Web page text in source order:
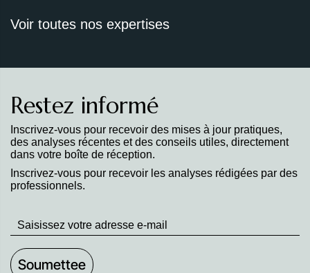
Voir toutes nos expertises
Restez informé
Inscrivez-vous pour recevoir des mises à jour pratiques,
des analyses récentes et des conseils utiles, directement
dans votre boîte de réception.
Inscrivez-vous pour recevoir les analyses rédigées par des
professionnels.
Stay
up
to
Date